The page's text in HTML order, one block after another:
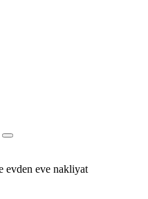
evden eve nakliyat